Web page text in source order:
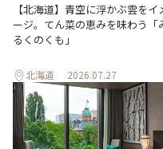
【北海道】青空に浮かぶ雲をイ
ージ。てん菜の恵みを味わう「
るくのくも」
北海道 2026.07.27